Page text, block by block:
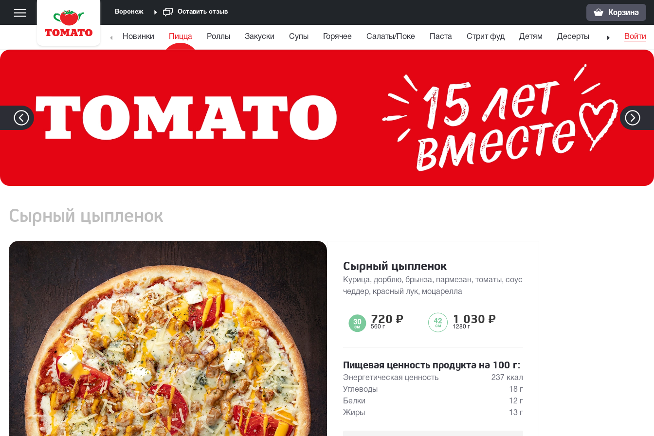
Воронеж Оставить отзыв Корзина
Новинки Пицца Роллы Закуски Супы Горячее Салаты/Поке Паста Стрит фуд Детям Десерты НапиткиВойти
Сырный цыпленок
Сырный цыпленок
Курица, дорблю, брынза, пармезан, томаты, соус
чеддер, красный лук, моцарелла
720 ₽
560 г
1 030 ₽
1280 г
Пищевая ценность продукта на 100 г:
Энергетическая ценность
237 ккал
Углеводы
18 г
Белки
12 г
Жиры
13 г